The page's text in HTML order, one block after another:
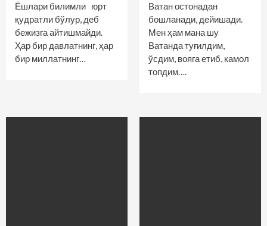
Ёшлари билимли юрт
қудратли бўлур, деб
бежизга айтишмайди.
Ҳар бир давлатнинг, ҳар
бир миллатнинг…
Ватан остонадан
бошланади, дейишади.
Мен ҳам мана шу
Ватанда туғилдим,
ўсдим, вояга етиб, камол
топдим….